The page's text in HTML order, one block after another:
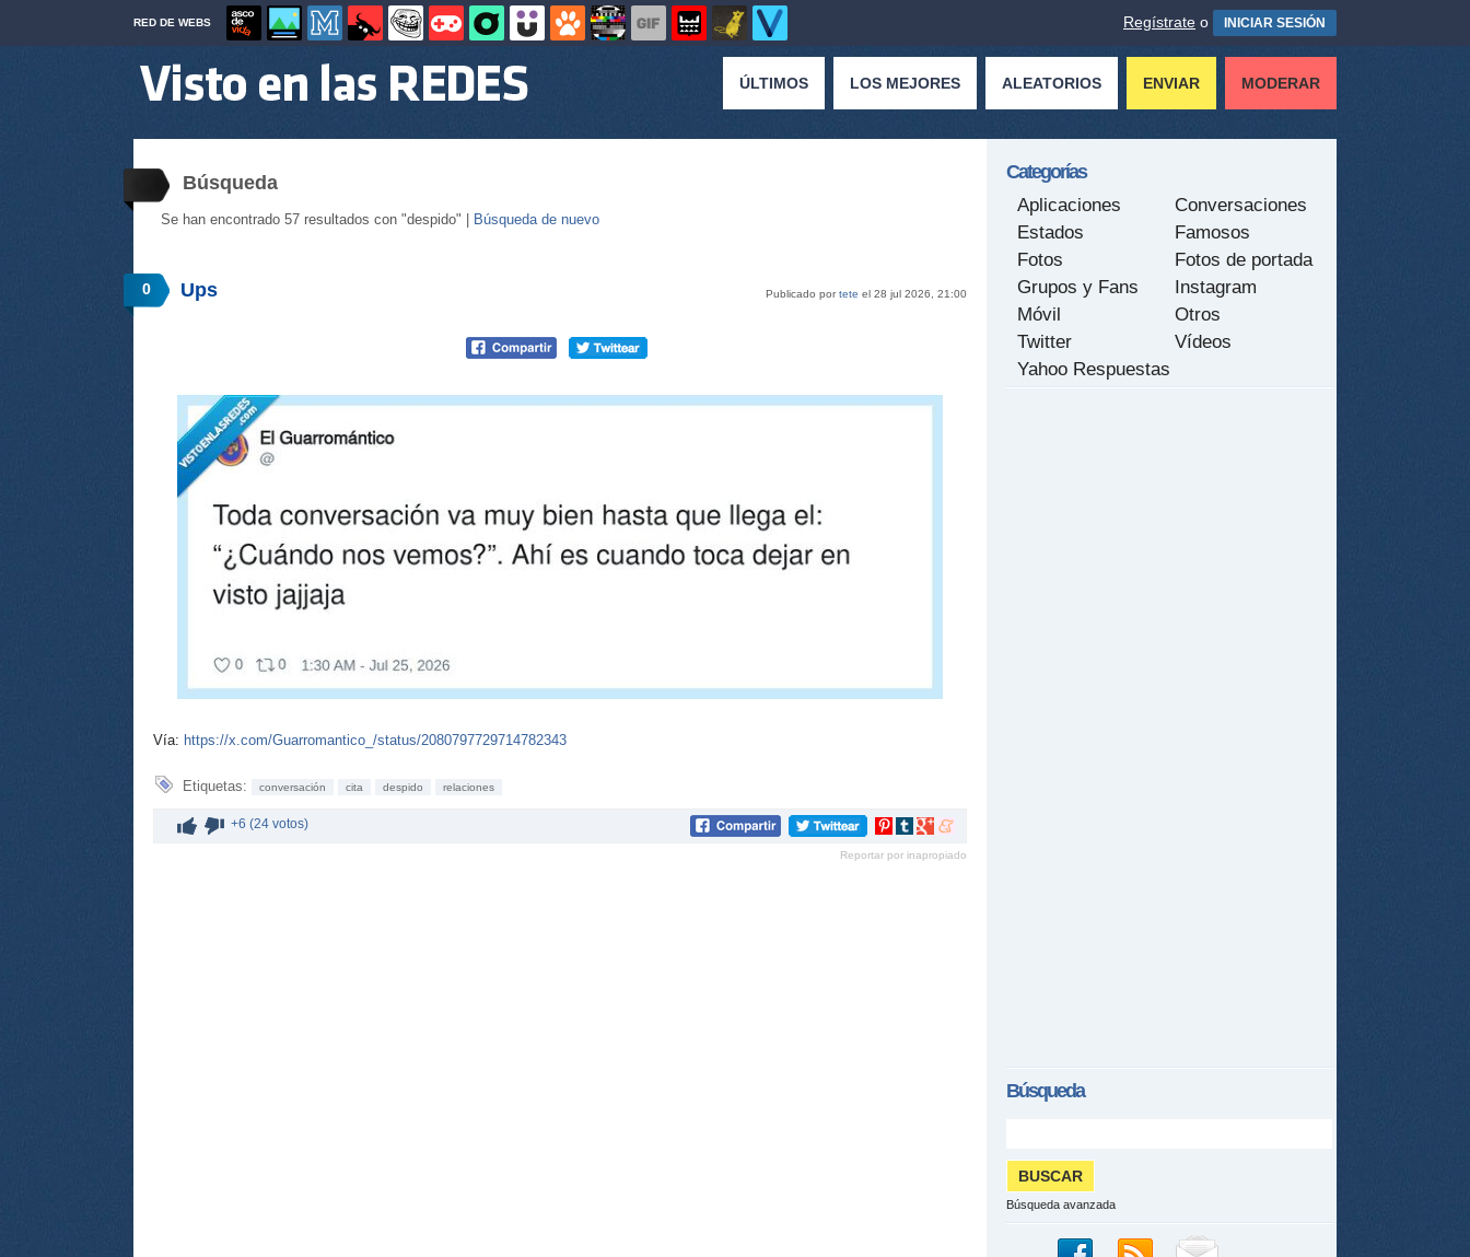
RED DE WEBS Regístrate o INICIAR SESIÓN
ÚLTIMOS LOS MEJORES ALEATORIOS ENVIAR MODERAR
Búsqueda
Se han encontrado 57 resultados con "despido" | Búsqueda de nuevo
0 Publicado portete el 28 jul 2026, 21:00
Ups
Vía: https://x.com/Guarromantico_/status/2080797729714782343
Etiquetas: conversación cita despido relaciones
+6 (24 votos)
Compartir
Pinterest
Compartir
tumblr
Compartir
Google+
Compartir
meneame
Reportar por inapropiado
Categorías
Aplicaciones
Conversaciones
Estados
Famosos
Fotos
Fotos de portada
Grupos y Fans
Instagram
Móvil
Otros
Twitter
Vídeos
Yahoo Respuestas
Búsqueda
Búsqueda avanzada